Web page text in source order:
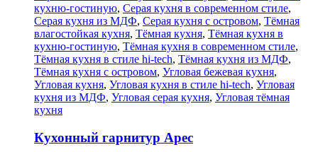
кухню-гостиную, Серая кухня в современном стиле,
Серая кухня из МДФ, Серая кухня с островом, Тёмная
влагостойкая кухня, Тёмная кухня, Тёмная кухня в
кухню-гостиную, Тёмная кухня в современном стиле,
Тёмная кухня в стиле hi-tech, Тёмная кухня из МДФ,
Тёмная кухня с островом, Угловая бежевая кухня,
Угловая кухня, Угловая кухня в стиле hi-tech, Угловая
кухня из МДФ, Угловая серая кухня, Угловая тёмная
кухня
Кухонный гарнитур Арес